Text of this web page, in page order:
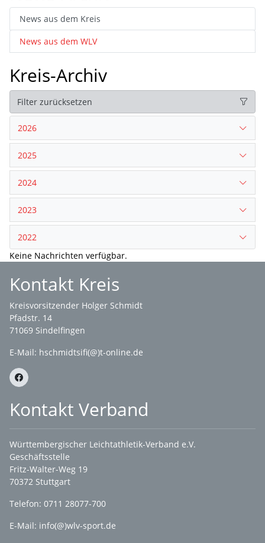
News aus dem Kreis
News aus dem WLV
Kreis-Archiv
Filter zurücksetzen
2026
2025
2024
2023
2022
Keine Nachrichten verfügbar.
Kontakt Kreis
Kreisvorsitzender Holger Schmidt
Pfadstr. 14
71069 Sindelfingen
E-Mail: hschmidtsifi(@)t-online.de
Kontakt Verband
Württembergischer Leichtathletik-Verband e.V.
Geschäftsstelle
Fritz-Walter-Weg 19
70372 Stuttgart
Telefon: 0711 28077-700
E-Mail: info(@)wlv-sport.de